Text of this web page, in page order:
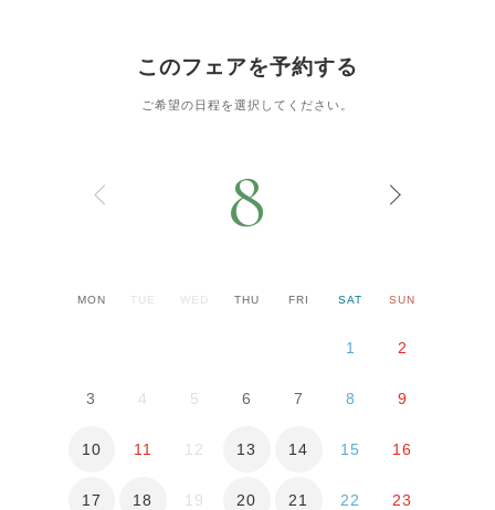
このフェアを予約する
ご希望の日程を選択してください。
8
MON TUE WED THU FRI SAT SUN
1 2
3 4 5 6 7 8 9
10 11 12 13 14 15 16
17 18 19 20 21 22 23